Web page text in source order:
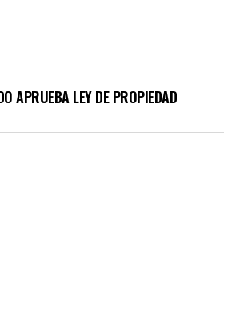
APRUEBA LEY DE PROPIEDAD